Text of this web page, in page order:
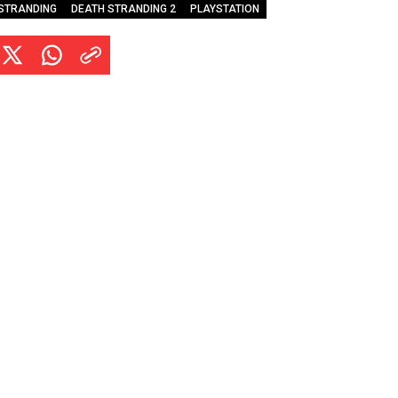
son pequeñas […]
DEATH STRANDING 2 PLAYSTATION